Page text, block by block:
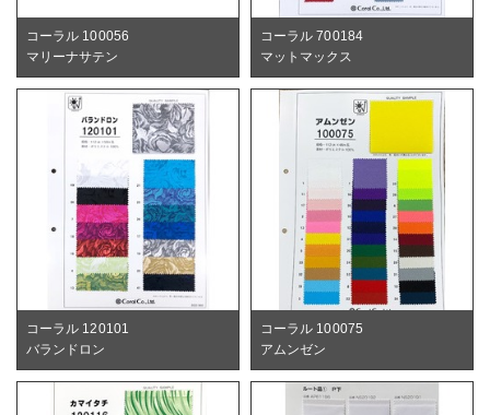
コーラル 100056
マリーナサテン
コーラル 700184
マットマックス
コーラル 120101
バランドロン
コーラル 100075
アムンゼン